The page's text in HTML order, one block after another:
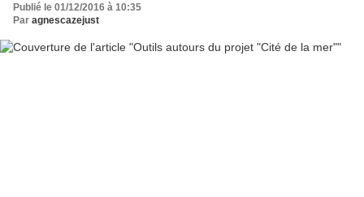
Publié le 01/12/2016 à 10:35
Par agnescazejust